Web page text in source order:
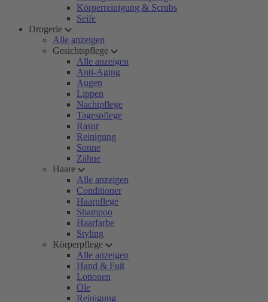
Körperreinigung & Scrubs
Seife
Drogerie
Alle anzeigen
Gesichtspflege
Alle anzeigen
Anti-Aging
Augen
Lippen
Nachtpflege
Tagespflege
Rasur
Reinigung
Sonne
Zähne
Haare
Alle anzeigen
Conditioner
Haarpflege
Shampoo
Haarfarbe
Styling
Körperpflege
Alle anzeigen
Hand & Fuß
Lotionen
Öle
Reinigung